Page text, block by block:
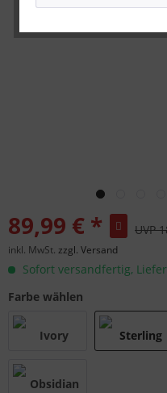
89,99 € * UVP
inkl. MwSt. zzgl. Versand
Sofort versandfertig,
Farbe wählen